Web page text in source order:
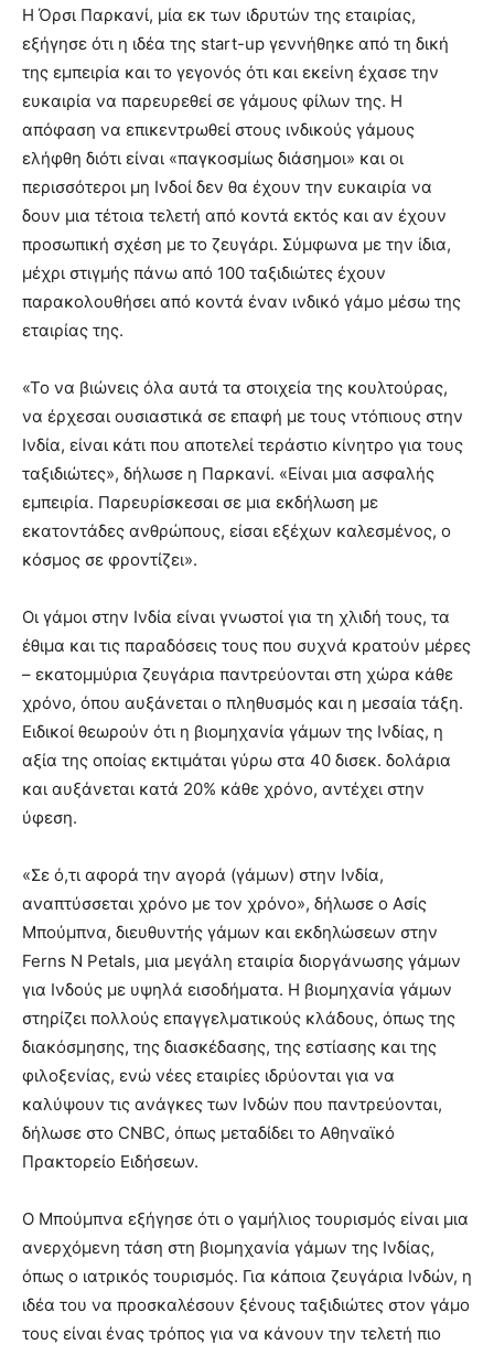
Η Όρσι Παρκανί, μία εκ των ιδρυτών της εταιρίας,
εξήγησε ότι η ιδέα της start-up γεννήθηκε από τη δική
της εμπειρία και το γεγονός ότι και εκείνη έχασε την
ευκαιρία να παρευρεθεί σε γάμους φίλων της. Η
απόφαση να επικεντρωθεί στους ινδικούς γάμους
ελήφθη διότι είναι «παγκοσμίως διάσημοι» και οι
περισσότεροι μη Ινδοί δεν θα έχουν την ευκαιρία να
δουν μια τέτοια τελετή από κοντά εκτός και αν έχουν
προσωπική σχέση με το ζευγάρι. Σύμφωνα με την ίδια,
μέχρι στιγμής πάνω από 100 ταξιδιώτες έχουν
παρακολουθήσει από κοντά έναν ινδικό γάμο μέσω της
εταιρίας της.
«Το να βιώνεις όλα αυτά τα στοιχεία της κουλτούρας,
να έρχεσαι ουσιαστικά σε επαφή με τους ντόπιους στην
Ινδία, είναι κάτι που αποτελεί τεράστιο κίνητρο για τους
ταξιδιώτες», δήλωσε η Παρκανί. «Είναι μια ασφαλής
εμπειρία. Παρευρίσκεσαι σε μια εκδήλωση με
εκατοντάδες ανθρώπους, είσαι εξέχων καλεσμένος, ο
κόσμος σε φροντίζει».
Οι γάμοι στην Ινδία είναι γνωστοί για τη χλιδή τους, τα
έθιμα και τις παραδόσεις τους που συχνά κρατούν μέρες
– εκατομμύρια ζευγάρια παντρεύονται στη χώρα κάθε
χρόνο, όπου αυξάνεται ο πληθυσμός και η μεσαία τάξη.
Ειδικοί θεωρούν ότι η βιομηχανία γάμων της Ινδίας, η
αξία της οποίας εκτιμάται γύρω στα 40 δισεκ. δολάρια
και αυξάνεται κατά 20% κάθε χρόνο, αντέχει στην
ύφεση.
«Σε ό,τι αφορά την αγορά (γάμων) στην Ινδία,
αναπτύσσεται χρόνο με τον χρόνο», δήλωσε ο Ασίς
Μπούμπνα, διευθυντής γάμων και εκδηλώσεων στην
Ferns N Petals, μια μεγάλη εταιρία διοργάνωσης γάμων
για Ινδούς με υψηλά εισοδήματα. Η βιομηχανία γάμων
στηρίζει πολλούς επαγγελματικούς κλάδους, όπως της
διακόσμησης, της διασκέδασης, της εστίασης και της
φιλοξενίας, ενώ νέες εταιρίες ιδρύονται για να
καλύψουν τις ανάγκες των Ινδών που παντρεύονται,
δήλωσε στο CNBC, όπως μεταδίδει το Αθηναϊκό
Πρακτορείο Ειδήσεων.
Ο Μπούμπνα εξήγησε ότι ο γαμήλιος τουρισμός είναι μια
ανερχόμενη τάση στη βιομηχανία γάμων της Ινδίας,
όπως ο ιατρικός τουρισμός. Για κάποια ζευγάρια Ινδών, η
ιδέα του να προσκαλέσουν ξένους ταξιδιώτες στον γάμο
τους είναι ένας τρόπος για να κάνουν την τελετή πιο